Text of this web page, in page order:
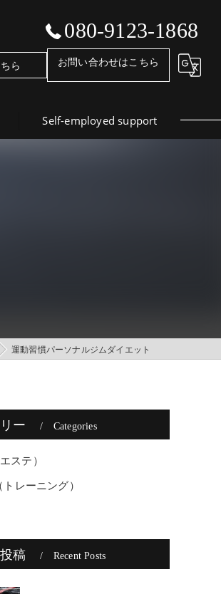
080-9123-1868
ら お問い合わせはこちら
Self-employed support
運動習慣パーソナルジムダイエット
ー Categories
ステ）
トレーニング）
稿 Recent Posts